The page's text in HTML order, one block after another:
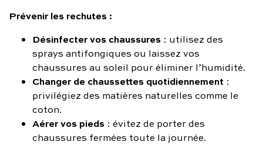
Prévenir les rechutes :
Désinfecter vos chaussures : utilisez des
sprays antifongiques ou laissez vos
chaussures au soleil pour éliminer l’humidité.
Changer de chaussettes quotidiennement :
privilégiez des matières naturelles comme le
coton.
Aérer vos pieds : évitez de porter des
chaussures fermées toute la journée.